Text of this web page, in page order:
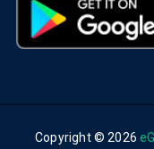
Copyright © 2026